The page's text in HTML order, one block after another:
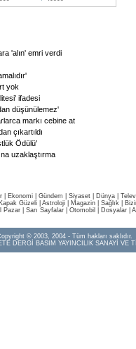
'alın' emri verdi
yok
ifadesi
düşünülemez'
markı cebine at
çıkartıldı
Ödülü'
uzaklaştırma
Ekonomi Gündem Siyaset Dünya |
Kapak Güzeli Astroloji Magazin Sağlık
Pazar| Sarı Sayfalar| Otomobil Dosyalar|
© 2003, 2004 - Tüm hakları saklıdır.
DERGİ BASIM YAYINCILIK SANAYİ VE